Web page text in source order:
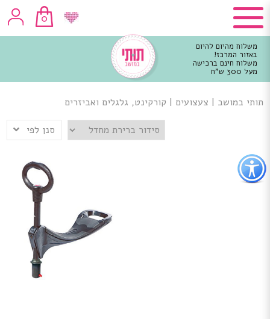
כפתור
לפתיחת
תפריט
נגישות
0
משלוח מהיום להיום
באזור המרכז!
משלוח חינם ברכישה
מעל 300 ש"ח
מרכזי
תותי במושב | צעצועים | קורקינט, גלגלים ואביזרים
סנן לפי